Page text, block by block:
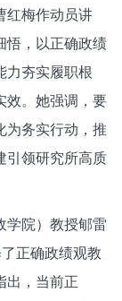
红梅作动员讲
悟，以正确政绩
力夯实履职根
效。她强调，要
为务实行动，推
引领研究所高质
学院）教授郇雷
正确政绩观教
出，当前正